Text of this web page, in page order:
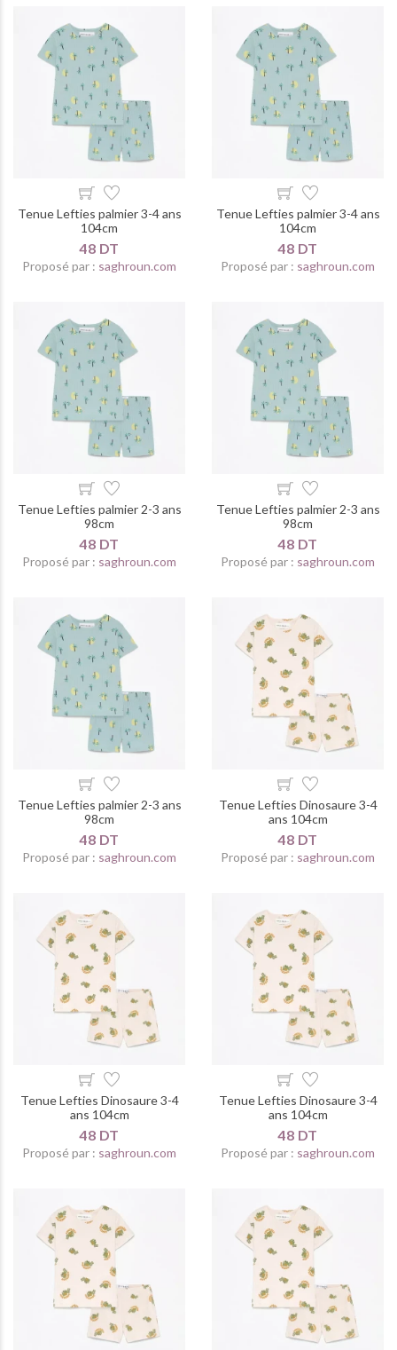
Tenue Lefties palmier 3-4 ans
104cm
48 DT
Proposé par : saghroun.com
Tenue Lefties palmier 3-4 ans
104cm
48 DT
Proposé par : saghroun.com
Tenue Lefties palmier 2-3 ans
98cm
48 DT
Proposé par : saghroun.com
Tenue Lefties palmier 2-3 ans
98cm
48 DT
Proposé par : saghroun.com
Tenue Lefties palmier 2-3 ans
98cm
48 DT
Proposé par : saghroun.com
Tenue Lefties Dinosaure 3-4
ans 104cm
48 DT
Proposé par : saghroun.com
Tenue Lefties Dinosaure 3-4
ans 104cm
48 DT
Proposé par : saghroun.com
Tenue Lefties Dinosaure 3-4
ans 104cm
48 DT
Proposé par : saghroun.com